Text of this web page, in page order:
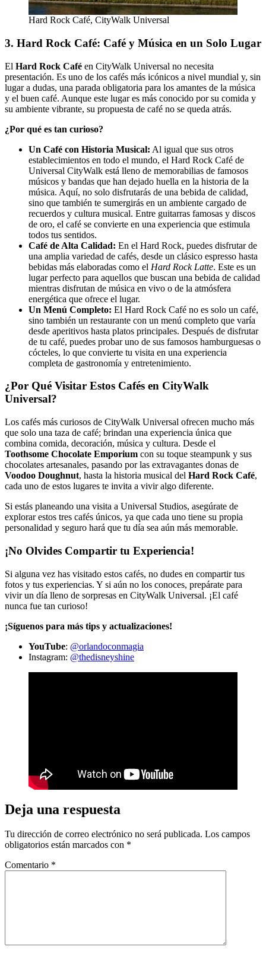
Hard Rock Café, CityWalk Universal
3. Hard Rock Café: Café y Música en un Solo Lugar
El Hard Rock Café en CityWalk Universal no necesita
presentación. Es uno de los cafés más icónicos a nivel mundial y, sin
lugar a dudas, una parada obligatoria para los amantes de la música
y el buen café. Aunque este lugar es más conocido por su comida y
su ambiente vibrante, su propuesta de café no se queda atrás.
¿Por qué es tan curioso?
Un Café con Historia Musical: Al igual que sus otros
establecimientos en todo el mundo, el Hard Rock Café de
Universal CityWalk está lleno de memorabilias de famosos
músicos y bandas que han dejado huella en la historia de la
música. Aquí, no solo disfrutarás de una bebida de calidad,
sino que también te sumergirás en un ambiente cargado de
recuerdos y cultura musical. Entre guitarras famosas y discos
de oro, el café se convierte en una experiencia que estimula
todos tus sentidos.
Café de Alta Calidad: En el Hard Rock, puedes disfrutar de
una amplia variedad de cafés, desde un clásico espresso hasta
bebidas más elaboradas como el Hard Rock Latte. Este es un
lugar perfecto para aquellos que buscan una bebida de calidad
mientras disfrutan de música en vivo o de la atmósfera
energética que ofrece el lugar.
Un Menú Completo: El Hard Rock Café no es solo un café,
sino también un restaurante con un menú completo que varía
desde aperitivos hasta platos principales. Después de disfrutar
de tu café, puedes probar uno de sus famosos hamburguesas o
cócteles, lo que convierte tu visita en una experiencia
completa de gastronomía y entretenimiento.
¿Por Qué Visitar Estos Cafés en CityWalk
Universal?
Los cafés más curiosos de CityWalk Universal ofrecen mucho más
que solo una taza de café; brindan una experiencia única que
combina comida, decoración, música y cultura. Desde el
Toothsome Chocolate Emporium con su toque steampunk y sus
chocolates artesanales, pasando por las extravagantes donas de
Voodoo Doughnut, hasta la historia musical del Hard Rock Café,
cada uno de estos lugares te invita a vivir algo diferente.
Si estás planeando una visita a Universal Studios, asegúrate de
explorar estos tres cafés únicos, ya que cada uno tiene su propia
personalidad y seguro hará que tu día sea aún más memorable.
¡No Olvides Compartir tu Experiencia!
Si alguna vez has visitado estos cafés, no dudes en compartir tus
fotos y tus experiencias. Y si aún no los conoces, prepárate para
vivir un día lleno de sorpresas en CityWalk Universal. ¡El café
nunca fue tan curioso!
¡Síguenos para más tips y actualizaciones!
YouTube: @orlandoconmagia
Instagram: @thedisneyshine
Deja una respuesta
Tu dirección de correo electrónico no será publicada. Los campos
obligatorios están marcados con *
Comentario *